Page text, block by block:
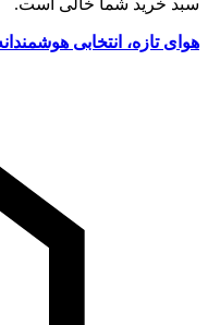
هوای تازه، انتخابی